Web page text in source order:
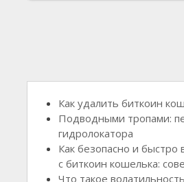
Как удалить биткоин
Подводными тропами:
гидролокатора
Как безопасно и быстро
с биткоин кошелька:
Что такое